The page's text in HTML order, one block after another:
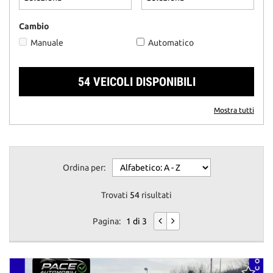
Cambio
Manuale
Automatico
54 VEICOLI DISPONIBILI
Mostra tutti
Ordina per:
Trovati 54 risultati
Pagina: 1 di 3
questi
strumenti
di
tracciamento
cookie
e